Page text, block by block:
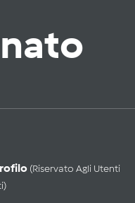
(riservato Agli Utenti